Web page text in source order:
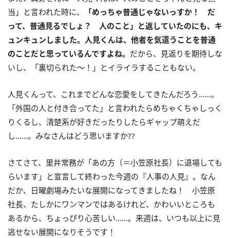
当」と言われた時に、
「めっちゃ普通じゃないっすか！ だ
って、普通見るでしょ？ 人のこと」と返していたのにも、キ
ュンキュンしました。人見くんは、他者を気遣うことを普通
のことだと思っているんですよね。 だから、見返りを期待しな
いし、「裏切られた〜！」とイライラすることもない。
人見くんって、これまでどんな恋愛をしてきたんだろう……。
「外国の人と付き合ってた」と言われたらめちゃくちゃしっく
りくるし、清楚系が好きだったりしたらギャップ萌えだ
し……。みなさんはどう思いますか??
さてさて、里井常務が「あの方（＝小笠原社長）に退場しても
らいます」と宣言して終わった今週の『人事の人見』。なん
だか、日曜劇場みたいな展開になってきましたね！ 小笠原
社長、たしかにワンマンではあるけれど、かわいいところも
あるから、ちょっぴり心苦しい……。来週は、いつも以上に見
逃せない展開になりそうです！